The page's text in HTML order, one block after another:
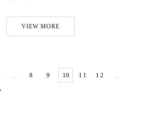
VIEW MORE
8 9 10 11 12